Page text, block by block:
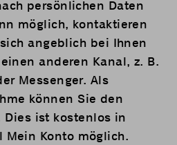
persönlichen Daten
möglich, kontaktieren
angeblich bei Ihnen
anderen Kanal, z. B.
Messenger. Als
können Sie den
ist kostenlos in
Mein Konto möglich.